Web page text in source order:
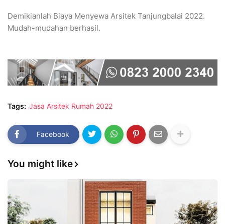
Demikianlah Biaya Menyewa Arsitek Tanjungbalai 2022.
Mudah-mudahan berhasil.
Tags: Jasa Arsitek Rumah 2022
Facebook
You might like